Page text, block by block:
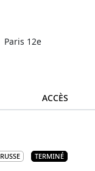
Paris 12e
ACCÈS
RUSSE TERMINÉ